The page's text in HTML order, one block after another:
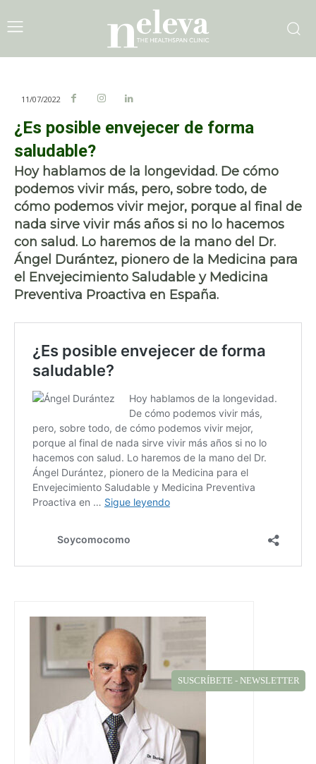
11/07/2022
¿Es posible envejecer de forma
saludable?
Hoy hablamos de la longevidad. De cómo
podemos vivir más, pero, sobre todo, de
cómo podemos vivir mejor, porque al final de
nada sirve vivir más años si no lo hacemos
con salud. Lo haremos de la mano del Dr.
Ángel Durántez, pionero de la Medicina para
el Envejecimiento Saludable y Medicina
Preventiva Proactiva en España.
SUSCRÍBETE - NEWSLETTER